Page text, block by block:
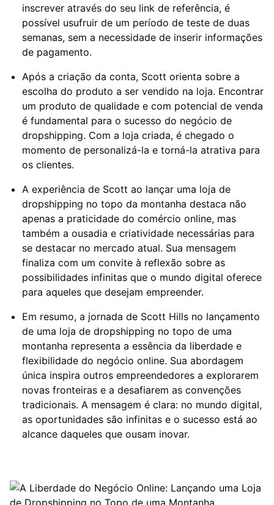
inscrever através do seu link de referência, é
possível usufruir de um período de teste de duas
semanas, sem a necessidade de inserir informações
de pagamento.
Após a criação da conta, Scott orienta sobre a
escolha do produto a ser vendido na loja. Encontrar
um produto de qualidade e com potencial de venda
é fundamental para o sucesso do negócio de
dropshipping. Com a loja criada, é chegado o
momento de personalizá-la e torná-la atrativa para
os clientes.
A experiência de Scott ao lançar uma loja de
dropshipping no topo da montanha destaca não
apenas a praticidade do comércio online, mas
também a ousadia e criatividade necessárias para
se destacar no mercado atual. Sua mensagem
finaliza com um convite à reflexão sobre as
possibilidades infinitas que o mundo digital oferece
para aqueles que desejam empreender.
Em resumo, a jornada de Scott Hills no lançamento
de uma loja de dropshipping no topo de uma
montanha representa a essência da liberdade e
flexibilidade do negócio online. Sua abordagem
única inspira outros empreendedores a explorarem
novas fronteiras e a desafiarem as convenções
tradicionais. A mensagem é clara: no mundo digital,
as oportunidades são infinitas e o sucesso está ao
alcance daqueles que ousam inovar.